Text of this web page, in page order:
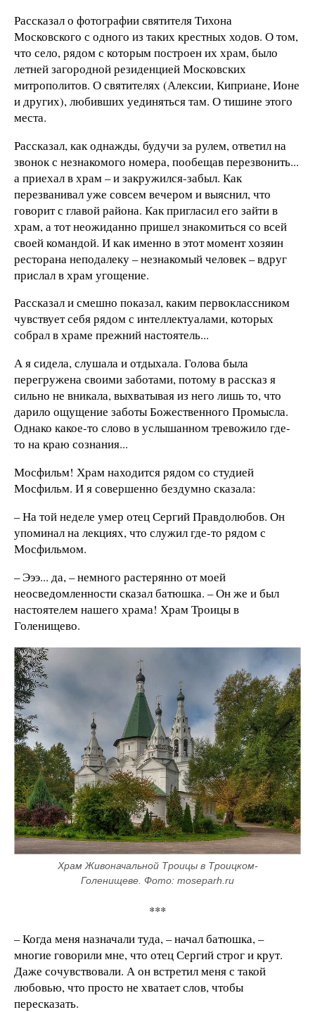
Рассказал о фотографии святителя Тихона
Московского с одного из таких крестных ходов. О том,
что село, рядом с которым построен их храм, было
летней загородной резиденцией Московских
митрополитов. О святителях (Алексии, Киприане, Ионе
и других), любивших уединяться там. О тишине этого
места.
Рассказал, как однажды, будучи за рулем, ответил на
звонок с незнакомого номера, пообещав перезвонить...
а приехал в храм – и закружился-забыл. Как
перезванивал уже совсем вечером и выяснил, что
говорит с главой района. Как пригласил его зайти в
храм, а тот неожиданно пришел знакомиться со всей
своей командой. И как именно в этот момент хозяин
ресторана неподалеку – незнакомый человек – вдруг
прислал в храм угощение.
Рассказал и смешно показал, каким первоклассником
чувствует себя рядом с интеллектуалами, которых
собрал в храме прежний настоятель...
А я сидела, слушала и отдыхала. Голова была
перегружена своими заботами, потому в рассказ я
сильно не вникала, выхватывая из него лишь то, что
дарило ощущение заботы Божественного Промысла.
Однако какое-то слово в услышанном тревожило где-
то на краю сознания...
Мосфильм! Храм находится рядом со студией
Мосфильм. И я совершенно бездумно сказала:
– На той неделе умер отец Сергий Правдолюбов. Он
упоминал на лекциях, что служил где-то рядом с
Мосфильмом.
– Эээ... да, – немного растерянно от моей
неосведомленности сказал батюшка. – Он же и был
настоятелем нашего храма! Храм Троицы в
Голенищево.
Храм Живоначальной Троицы в Троицком-
Голенищеве. Фото: moseparh.ru
***
– Когда меня назначали туда, – начал батюшка, –
многие говорили мне, что отец Сергий строг и крут.
Даже сочувствовали. А он встретил меня с такой
любовью, что просто не хватает слов, чтобы
пересказать.